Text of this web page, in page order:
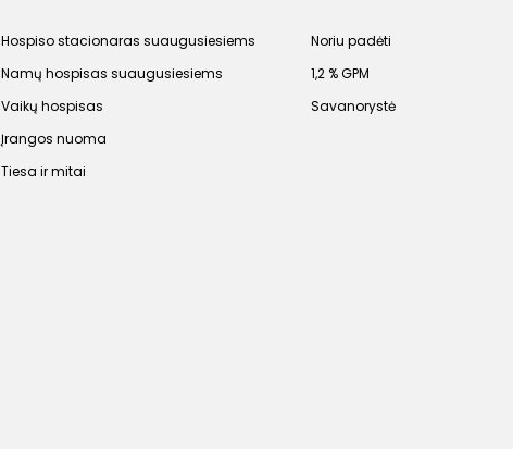
Hospiso stacionaras suaugusiesiems
Namų hospisas suaugusiesiems
Vaikų hospisas
Įrangos nuoma
Tiesa ir mitai
Noriu padėti
1,2 % GPM
Savanorystė